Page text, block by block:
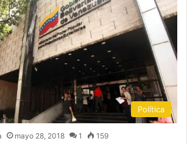
Política
mayo 28, 2018 1 159